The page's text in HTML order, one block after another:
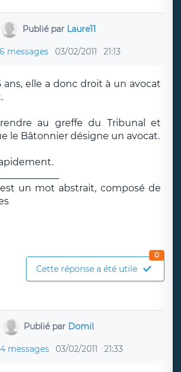
Publié par Laure11
messages 03/02/2011 21:13
ans, elle a donc droit à un avocat
au greffe du Tribunal et
le Bâtonnier désigne un avocat.
un mot abstrait, composé de
Cette réponse a été utile
0
Publié par Domil
messages 03/02/2011 21:33